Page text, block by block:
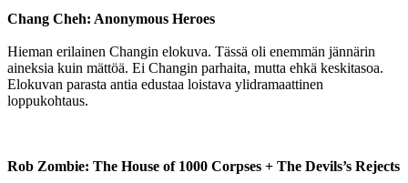
Chang Cheh: Anonymous Heroes
Hieman erilainen Changin elokuva. Tässä oli enemmän jännärin
aineksia kuin mättöä. Ei Changin parhaita, mutta ehkä keskitasoa.
Elokuvan parasta antia edustaa loistava ylidramaattinen
loppukohtaus.
Rob Zombie: The House of 1000 Corpses + The Devils’s Rejects